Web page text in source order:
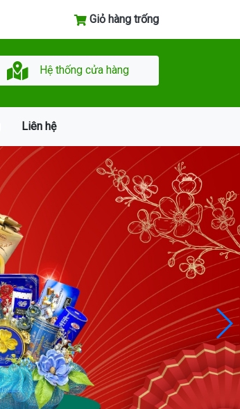
Giỏ hàng trống
Hệ thống cửa hàng
Liên hệ